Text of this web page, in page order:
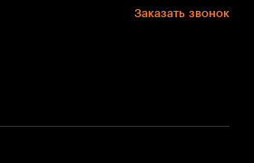
Заказать звонок